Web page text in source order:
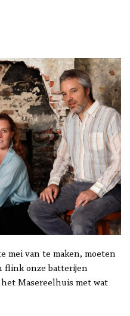
mei van te maken, moeten
flink onze batterijen
Masereelhuis met wat